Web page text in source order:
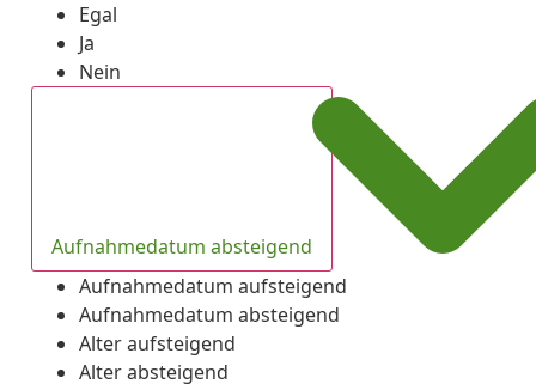
Egal
Ja
Nein
Aufnahmedatum absteigend
Aufnahmedatum aufsteigend
Aufnahmedatum absteigend
Alter aufsteigend
Alter absteigend